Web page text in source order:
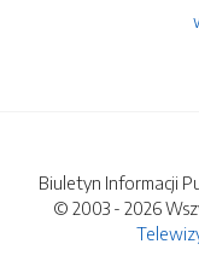
Biuletyn Informacji
© 2003 - 2026